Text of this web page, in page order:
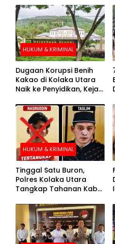
HUKUM & KRIMINAL
Dugaan Korupsi Benih
Kakao di Kolaka Utara
Naik ke Penyidikan, Kejari
HUKUM & KRIMINAL
Tinggal Satu Buron,
Polres Kolaka Utara
Tangkap Tahanan Kabur
Pengejaran